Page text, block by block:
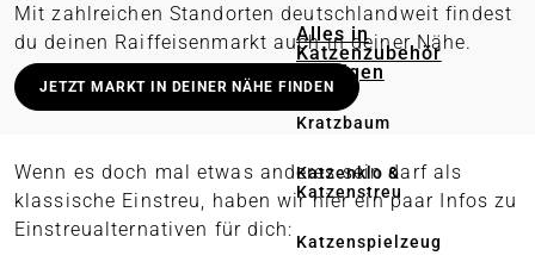
Alles in
Katzenzubehör
anzeigen
Kratzbaum
Katzenklo &
Katzenstreu
Katzenspielzeug
Mit zahlreichen Standorten deutschlandweit findest
du deinen Raiffeisenmarkt auch in deiner Nähe.
Deutschlandweit stationäre Märkte
Lieferung in deinen Wunschmarkt
Online bestellen – regional abholen
JETZT MARKT IN DEINER NÄHE FINDEN
Wenn es doch mal etwas anderes sein darf als
klassische Einstreu, haben wir hier ein paar Infos zu
Einstreualternativen für dich: